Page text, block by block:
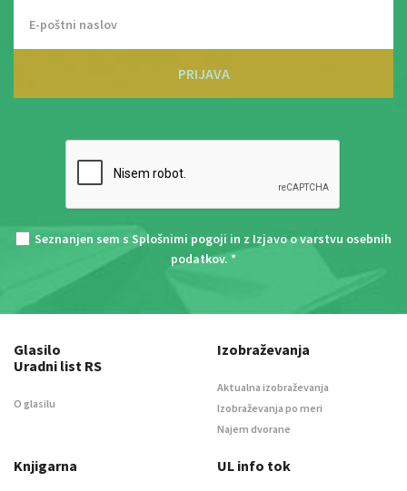
PRIJAVA
Seznanjen sem s Splošnimi pogoji in z Izjavo o varstvu osebnih
podatkov. *
Glasilo
Uradni list RS
O glasilu
Izobraževanja
Aktualna izobraževanja
Izobraževanja po meri
Najem dvorane
Knjigarna UL info tok